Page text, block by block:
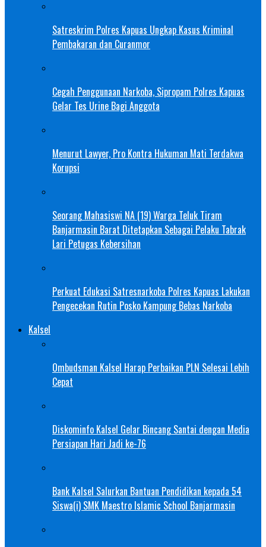
Satreskrim Polres Kapuas Ungkap Kasus Kriminal
Pembakaran dan Curanmor
Cegah Penggunaan Narkoba, Sipropam Polres Kapuas
Gelar Tes Urine Bagi Anggota
Menurut Lawyer, Pro Kontra Hukuman Mati Terdakwa
Korupsi
Seorang Mahasiswi NA (19) Warga Teluk Tiram
Banjarmasin Barat Ditetapkan Sebagai Pelaku Tabrak
Lari Petugas Kebersihan
Perkuat Edukasi Satresnarkoba Polres Kapuas Lakukan
Pengecekan Rutin Posko Kampung Bebas Narkoba
Kalsel
Ombudsman Kalsel Harap Perbaikan PLN Selesai Lebih
Cepat
Diskominfo Kalsel Gelar Bincang Santai dengan Media
Persiapan Hari Jadi ke-76
Bank Kalsel Salurkan Bantuan Pendidikan kepada 54
Siswa(i) SMK Maestro Islamic School Banjarmasin